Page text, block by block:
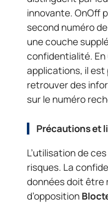
innovante. OnOff
second numéro
une couche
confidentialité.
applications, il est
retrouver des
sur le numéro
Précautions et
L’utilisation de
risques. La
données doit être
d’opposition